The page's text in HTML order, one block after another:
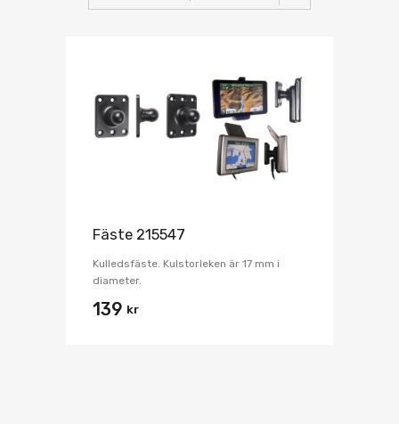
Fäste 215547
Kulledsfäste. Kulstorleken är 17 mm i
diameter.
139 kr